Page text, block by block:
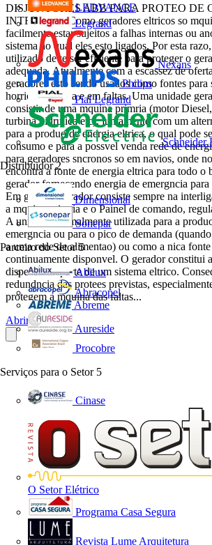
LEDVANCE
Legrand
Nexans
Philips
Pial Legrand
Schneider
Distribuidor 2
Dimensional
Sonepar
Parceiro do Setor 5
Abilux
Abracopel
Abreme
Aureside
Procobre
Serviços para o Setor 5
Cinase
O Setor Elétrico
Programa Casa Segura
Revista Lume Arquitetura
DISJUNTORES ABB PARA PROTEO DE
INTRODUO Como geradores eltricos so
facilmente estar sujeitos a falhas internas ou
sistema ao qual eles esto ligados. Por esta
utilizado deve ser eficiente para proteger o
adequada. Atualmente com a escassez de
geradores esto sendo usados como fontes
horrios de ponta e em faltas. Uma unidade
consistir de uma mquina primria (motor
turbina hidrulica etc), juntamente com um
para a produo de energia eltrica, o qual pode
consumo e para a possvel venda rede de
para geradores sncronos so em navios, onde
encontra a fonte de energia eltrica para todo o
gerador fornecendo energia de emergncia
Em geral, o gerador consiste sempre na
a mquina primria e o Painel de comando,
A unidade normalmente utilizada para a
emergncia ou para o pico de demanda
a uma rede de alimentao) ou como a nica
continuamente disponvel. O gerador constitui
dispendiosa parte de um sistema eltrico.
redundncia das protees previstas,
protegem a mquina das faltas...
Abrir o PDF